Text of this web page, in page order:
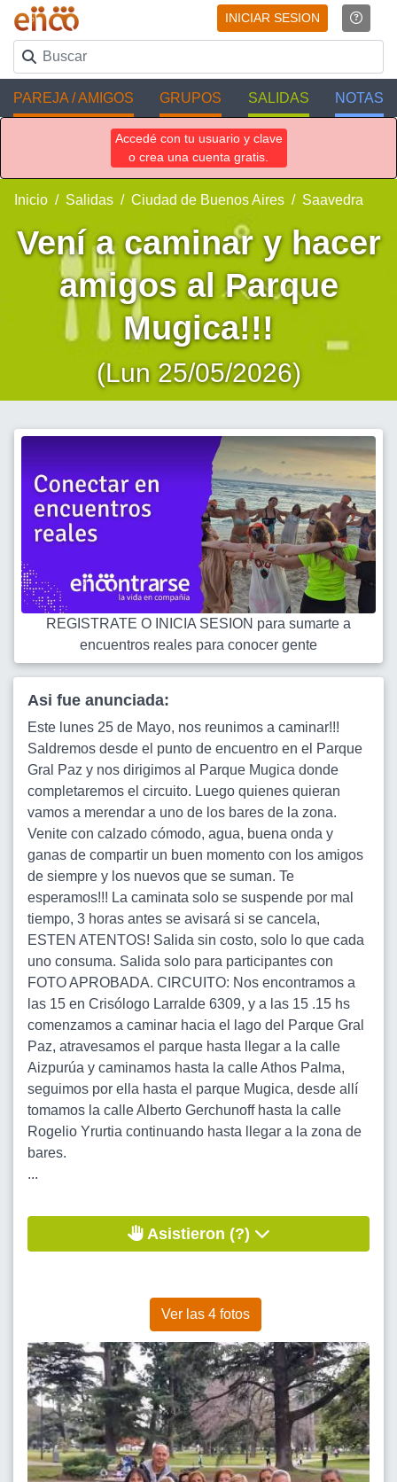
INICIAR SESION
PAREJA / AMIGOS GRUPOS SALIDAS NOTAS
Accedé con tu usuario y clave
o crea una cuenta gratis.
Inicio Salidas Ciudad de Buenos Aires Saavedra
Vení a caminar y hacer
amigos al Parque
Mugica!!!
(Lun 25/05/2026)
REGISTRATE O INICIA SESION para sumarte a
encuentros reales para conocer gente
Asi fue anunciada:
Este lunes 25 de Mayo, nos reunimos a caminar!!!
Saldremos desde el punto de encuentro en el Parque
Gral Paz y nos dirigimos al Parque Mugica donde
completaremos el circuito. Luego quienes quieran
vamos a merendar a uno de los bares de la zona.
Venite con calzado cómodo, agua, buena onda y
ganas de compartir un buen momento con los amigos
de siempre y los nuevos que se suman. Te
esperamos!!! La caminata solo se suspende por mal
tiempo, 3 horas antes se avisará si se cancela,
ESTEN ATENTOS! Salida sin costo, solo lo que cada
uno consuma. Salida solo para participantes con
FOTO APROBADA. CIRCUITO: Nos encontramos a
las 15 en Crisólogo Larralde 6309, y a las 15 .15 hs
comenzamos a caminar hacia el lago del Parque Gral
Paz, atravesamos el parque hasta llegar a la calle
Aizpurúa y caminamos hasta la calle Athos Palma,
seguimos por ella hasta el parque Mugica, desde allí
tomamos la calle Alberto Gerchunoff hasta la calle
Rogelio Yrurtia continuando hasta llegar a la zona de
bares.
...
Asistieron (?)
Ver las 4 fotos